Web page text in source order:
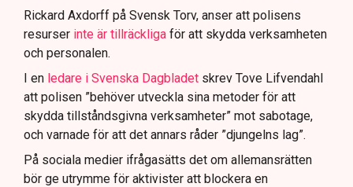
att navigera juridiska rättigheter och gränser.
Rickard Axdorff på Svensk Torv, anser att polisens
resurser inte är tillräckliga för att skydda verksamheten
och personalen.
I en ledare i Svenska Dagbladet skrev Tove Lifvendahl
att polisen ”behöver utveckla sina metoder för att
skydda tillståndsgivna verksamheter” mot sabotage,
och varnade för att det annars råder ”djungelns lag”.
På sociala medier ifrågasätts det om allemansrätten
bör ge utrymme för aktivister att blockera en